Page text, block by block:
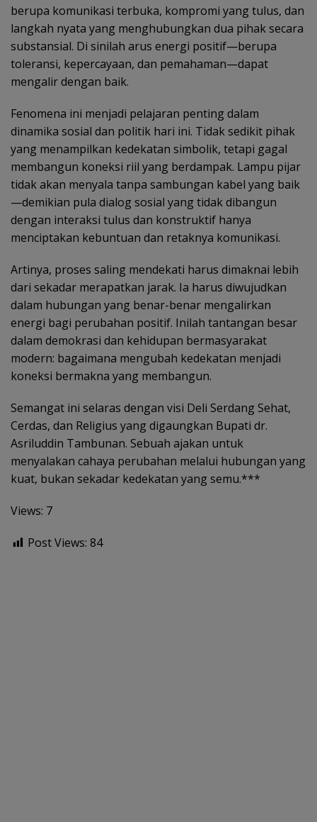
berupa komunikasi terbuka, kompromi yang tulus, dan
langkah nyata yang menghubungkan dua pihak secara
substansial. Di sinilah arus energi positif—berupa
toleransi, kepercayaan, dan pemahaman—dapat
mengalir dengan baik.
Fenomena ini menjadi pelajaran penting dalam
dinamika sosial dan politik hari ini. Tidak sedikit pihak
yang menampilkan kedekatan simbolik, tetapi gagal
membangun koneksi riil yang berdampak. Lampu pijar
tidak akan menyala tanpa sambungan kabel yang baik
—demikian pula dialog sosial yang tidak dibangun
dengan interaksi tulus dan konstruktif hanya
menciptakan kebuntuan dan retaknya komunikasi.
Artinya, proses saling mendekati harus dimaknai lebih
dari sekadar merapatkan jarak. Ia harus diwujudkan
dalam hubungan yang benar-benar mengalirkan
energi bagi perubahan positif. Inilah tantangan besar
dalam demokrasi dan kehidupan bermasyarakat
modern: bagaimana mengubah kedekatan menjadi
koneksi bermakna yang membangun.
Semangat ini selaras dengan visi Deli Serdang Sehat,
Cerdas, dan Religius yang digaungkan Bupati dr.
Asriluddin Tambunan. Sebuah ajakan untuk
menyalakan cahaya perubahan melalui hubungan yang
kuat, bukan sekadar kedekatan yang semu.***
Views: 7
Post Views: 84